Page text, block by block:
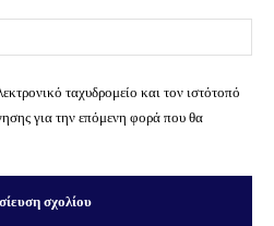
ταχυδρομείο και τον ιστότοπό
για την επόμενη φορά που θα